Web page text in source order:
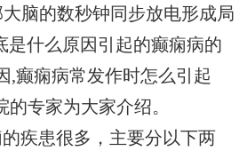
脑的数秒钟同步放电形成局
是什么原因引起的癫痫病的
,癫痫病常发作时怎么引起
专家为大家介绍。
疾患很多，主要分以下两